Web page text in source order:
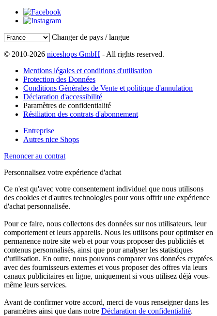
Changer de pays / langue
© 2010-2026 niceshops GmbH - All rights reserved.
Mentions légales et conditions d'utilisation
Protection des Données
Conditions Générales de Vente et politique d'annulation
Déclaration d'accessibilité
Paramètres de confidentialité
Résiliation des contrats d'abonnement
Entreprise
Autres nice Shops
Renoncer au contrat
Personnalisez votre expérience d'achat
Ce n'est qu'avec votre consentement individuel que nous utilisons
des cookies et d'autres technologies pour vous offrir une expérience
d'achat personnalisée.
Pour ce faire, nous collectons des données sur nos utilisateurs, leur
comportement et leurs appareils. Nous les utilisons pour optimiser en
permanence notre site web et pour vous proposer des publicités et
contenus personnalisés, ainsi que pour analyser les statistiques
d'utilisation. En outre, nous pouvons comparer vos données cryptées
avec des fournisseurs externes et vous proposer des offres via leurs
canaux publicitaires en ligne, uniquement si vous utilisez déjà vous-
même leurs services.
Avant de confirmer votre accord, merci de vous renseigner dans les
paramètres ainsi que dans notre Déclaration de confidentialité.